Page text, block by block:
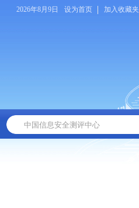
2026年8月9日 设为首页 加入收藏夹